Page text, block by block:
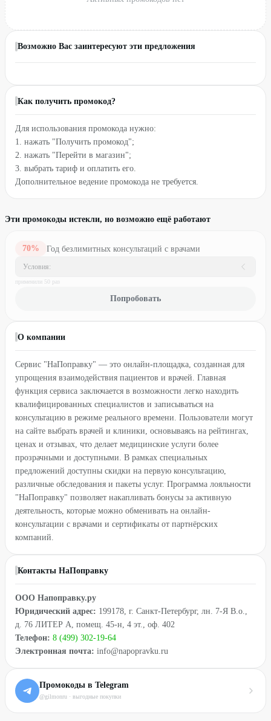
Возможно Вас заинтересуют эти предложения
Как получить промокод?
Для использования промокода нужно:
1. нажать "Получить промокод";
2. нажать "Перейти в магазин";
3. выбрать тариф и оплатить его.
Дополнительное ведение промокода не требуется.
Эти промокоды истекли, но возможно ещё работают
70% Год безлимитных консультаций с врачами
Условия:
применили 50 раз
Попробовать
О компании
Сервис "НаПоправку" — это онлайн-площадка, созданная для
упрощения взаимодействия пациентов и врачей. Главная
функция сервиса заключается в возможности легко находить
квалифицированных специалистов и записываться на
консультацию в режиме реального времени. Пользователи могут
на сайте выбрать врачей и клиники, основываясь на рейтингах,
ценах и отзывах, что делает медицинские услуги более
прозрачными и доступными. В рамках специальных
предложений доступны скидки на первую консультацию,
различные обследования и пакеты услуг. Программа лояльности
"НаПоправку" позволяет накапливать бонусы за активную
деятельность, которые можно обменивать на онлайн-
консультации с врачами и сертификаты от партнёрских
компаний.
Контакты НаПоправку
ООО Напоправку.ру
Юридический адрес: 199178, г. Санкт-Петербург, лн. 7-Я В.о.,
д. 76 ЛИТЕР А, помещ. 45-н, 4 эт., оф. 402
Телефон: 8 (499) 302-19-64
Электронная почта: info@napopravku.ru
Промокоды в Telegram
@gilmonru · выгодные покупки